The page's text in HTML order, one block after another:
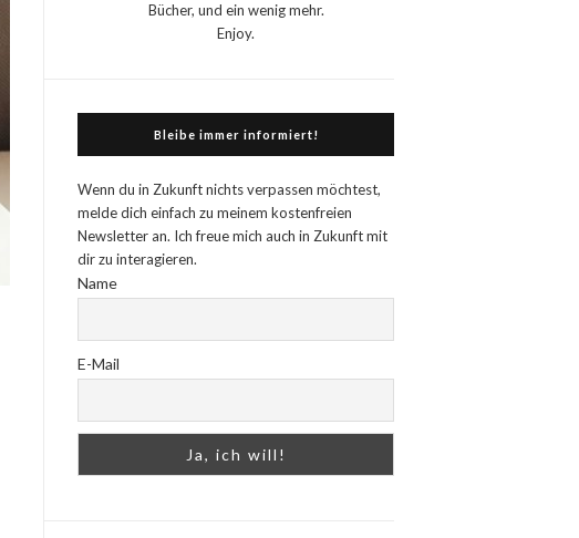
Bücher, und ein wenig mehr.
Enjoy.
Bleibe immer informiert!
Wenn du in Zukunft nichts verpassen möchtest,
melde dich einfach zu meinem kostenfreien
Newsletter an. Ich freue mich auch in Zukunft mit
dir zu interagieren.
Name
E-Mail